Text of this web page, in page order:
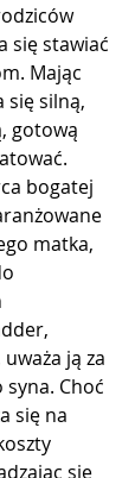
się stawiać
Mając
się silną,
gotową
bogatej
matka,
ją za
Choć
się na
się